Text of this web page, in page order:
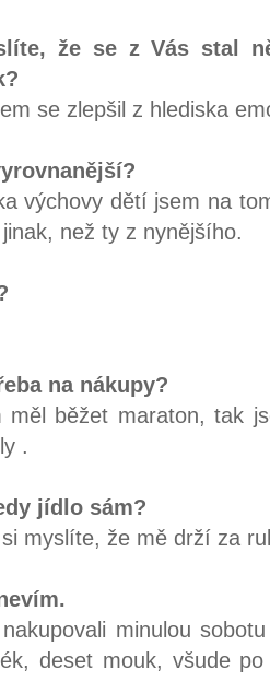
že se z Vás stal
se zlepšil z hlediska
výchovy dětí jsem na
než ty z nynějšího.
na nákupy?
měl běžet maraton, tak
.
jídlo sám?
myslíte, že mě drží za
minulou
deset mouk, všude